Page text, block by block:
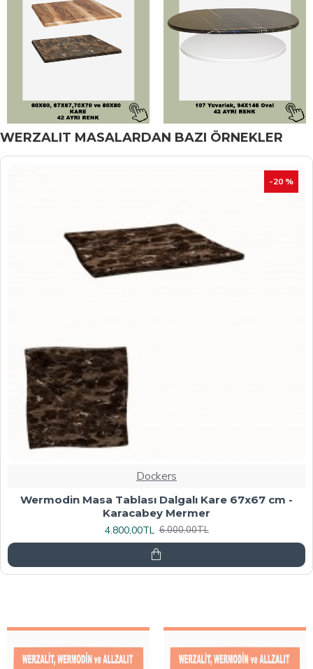
WERZALIT MASALARDAN BAZI ÖRNEKLER
İNDIRIM
Dockers
Werzalit, Allzalit veya Wermodin Masa Tablası
70X120 - Afyon Mermer
6.080,00TL 7.600,00TL